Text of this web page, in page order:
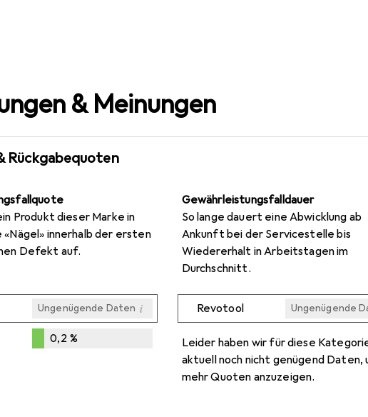
& Meinungen
Rückgabequoten
Produkt dieser Marke in
innerhalb der ersten
Defekt auf.
Ungenügende Daten i
0,2 %
Gewährleistungsfalldauer
So lange dauert eine Abwicklung ab
Ankunft bei der Servicestelle bis
Wiedererhalt in Arbeitstagen im
Durchschnitt.
Revotool Ungenügende
Leider haben wir für diese
aktuell noch nicht genügend Daten,
mehr Quoten anzuzeigen.